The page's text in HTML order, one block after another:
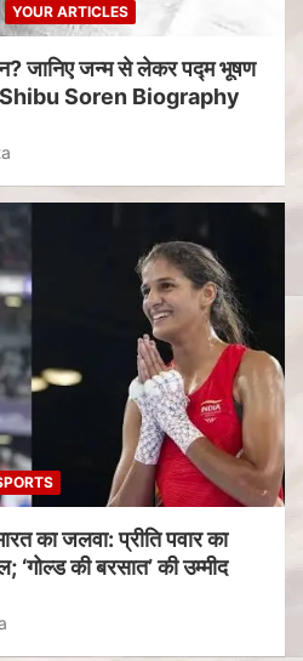
YOUR ARTICLES
जानिए जन्म से लेकर पद्म भूषण
| Shibu Soren Biography
का जलवा: प्रीति पवार का
‘गोल्ड की बरसात’ की उम्मीद